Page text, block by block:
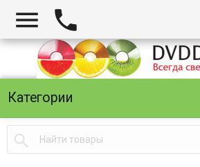
 
Категории
